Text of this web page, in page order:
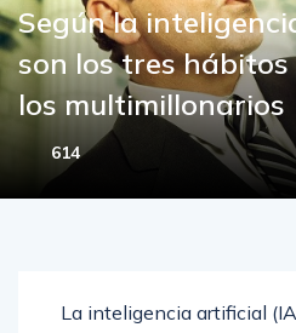
Según la
son los tres hábitos
los multimillonarios
614
La inteligencia artificial